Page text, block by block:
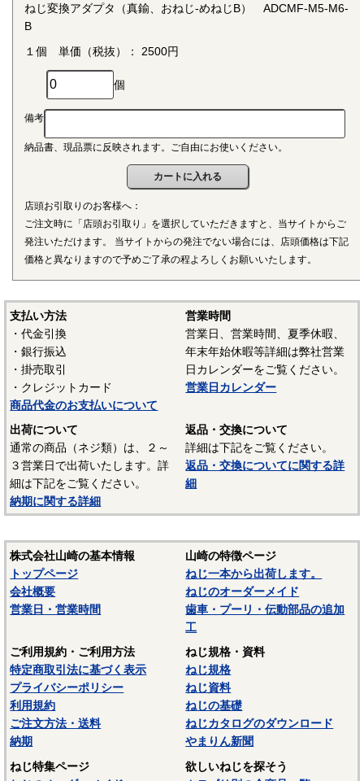
ねじ変換アダプタ（真鍮、おねじ-めねじB） ADCMF-M5-M6-
B
１個 単価（税抜）： 2500円
個
備考
納品書、現品票に反映されます。ご自由にお使いください。
店頭お引取りのお客様へ：
ご注文時に「店頭お引取り」を選択していただきますと、当サイトからご
発注いただけます。 当サイトからの発注でない場合には、店頭価格は下記
価格と異なりますので予めご了承の程よろしくお願いいたします。
支払い方法
・代金引換
・銀行振込
・掛売取引
・クレジットカード
商品代金のお支払いについて
営業時間
営業日、営業時間、夏季休暇、
年末年始休暇等詳細は弊社営業
日カレンダーをご覧ください。
営業日カレンダー
出荷について
通常の商品（ネジ類）は、２～
３営業日で出荷いたします。詳
細は下記をご覧ください。
納期に関する詳細
返品・交換について
詳細は下記をご覧ください。
返品・交換についてに関する詳
細
株式会社山崎の基本情報
トップページ
会社概要
営業日・営業時間
山崎の特徴ページ
ねじ一本から出荷します。
ねじのオーダーメイド
歯車・プーリ・伝動部品の追加
工
ご利用規約・ご利用方法
特定商取引法に基づく表示
プライバシーポリシー
利用規約
ご注文方法・送料
納期
ねじ規格・資料
ねじ規格
ねじ資料
ねじの基礎
ねじカタログのダウンロード
やまりん新聞
ねじ特集ページ
欲しいねじを探そう